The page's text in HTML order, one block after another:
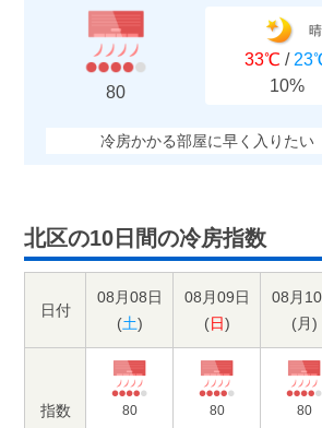
80
晴
33℃ /
10%
冷房かかる部屋に早く入りたい
北区の10日間の冷房指数
日付
08月08日
(土)
08月09日
(日)
08月
(月)
指数 80 80 80